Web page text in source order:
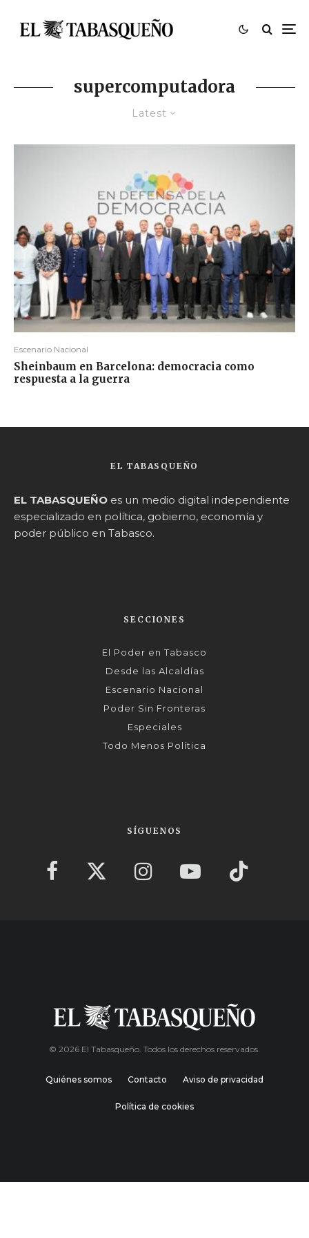
supercomputadora
Latest
Escenario Nacional
Sheinbaum en Barcelona: democracia como
respuesta a la guerra
EL TABASQUEÑO
EL TABASQUEÑO es un medio digital independiente
especializado en política, gobierno, economía y
poder público en Tabasco.
SECCIONES
El Poder en Tabasco
Desde las Alcaldías
Escenario Nacional
Poder Sin Fronteras
Especiales
Todo Menos Política
SÍGUENOS
© 2026 El Tabasqueño. Todos los derechos reservados.
Quiénes somos Contacto Aviso de privacidad
Política de cookies